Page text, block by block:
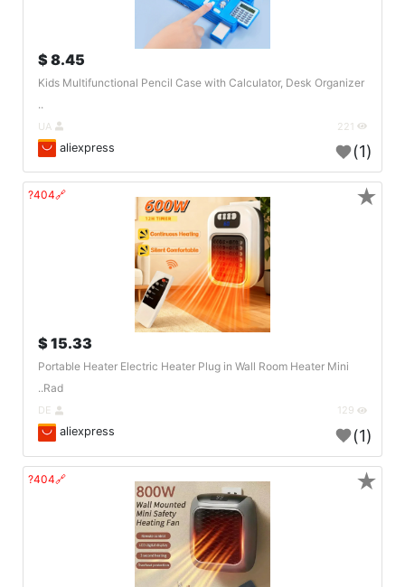
8.45 $
Kids Multifunctional Pencil Case with Calculator, Desk Organizer
..
aliexpress (1)
🔗404?
15.33 $
Portable Heater Electric Heater Plug in Wall Room Heater Mini
Rad..
aliexpress (1)
★
🔗404? ★